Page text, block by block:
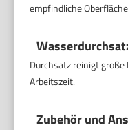
empfindliche
Durchsatz reinigt
Arbeitszeit.
Zubehör und